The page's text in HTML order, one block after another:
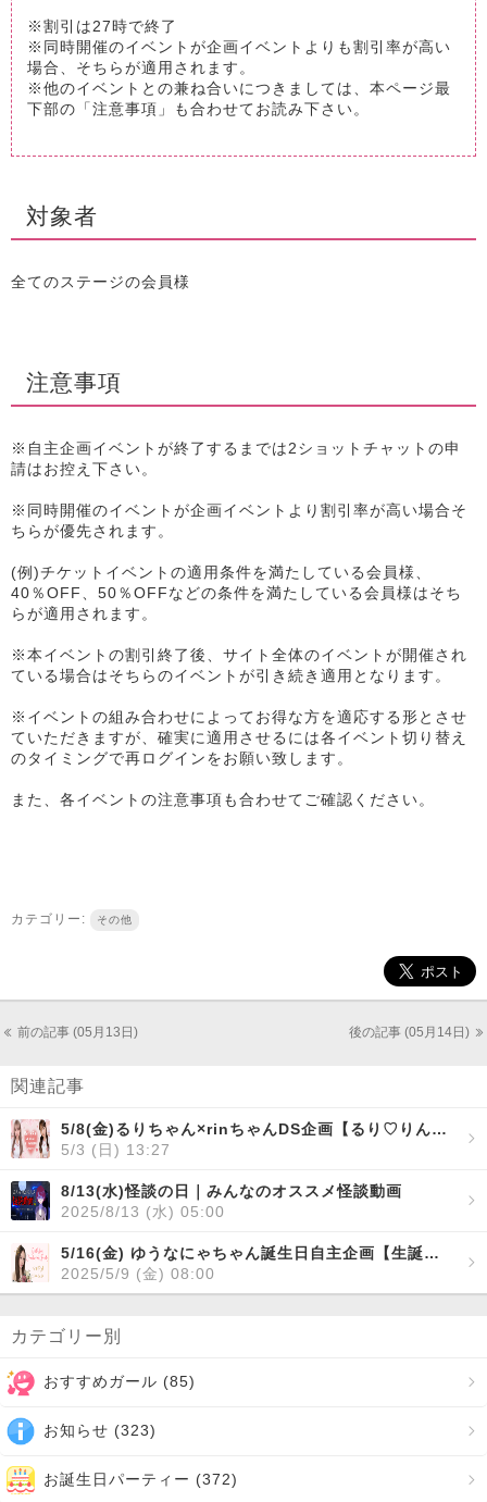
※割引は27時で終了
※同時開催のイベントが企画イベントよりも割引率が高い
場合、そちらが適用されます。
※他のイベントとの兼ね合いにつきましては、本ページ最
下部の「注意事項」も合わせてお読み下さい。
対象者
全てのステージの会員様
注意事項
※自主企画イベントが終了するまでは2ショットチャットの申
請はお控え下さい。
※同時開催のイベントが企画イベントより割引率が高い場合そ
ちらが優先されます。
(例)チケットイベントの適用条件を満たしている会員様、
40％OFF、50％OFFなどの条件を満たしている会員様はそち
らが適用されます。
※本イベントの割引終了後、サイト全体のイベントが開催され
ている場合はそちらのイベントが引き続き適用となります。
※イベントの組み合わせによってお得な方を適応する形とさせ
ていただきますが、確実に適用させるには各イベント切り替え
のタイミングで再ログインをお願い致します。
また、各イベントの注意事項も合わせてご確認ください。
カテゴリー: その他
前の記事 (05月13日) 後の記事 (05月14日)
関連記事
5/8(金)るりちゃん×rinちゃんDS企画【るり♡りん1st DS】開催！
5/3 (日) 13:27
8/13(水)怪談の日｜みんなのオススメ怪談動画
2025/8/13 (水) 05:00
5/16(金) ゆうなにゃちゃん誕生日自主企画【生誕祭～yuuna‘s special party～】開催！
2025/5/9 (金) 08:00
カテゴリー別
おすすめガール (85)
お知らせ (323)
お誕生日パーティー (372)